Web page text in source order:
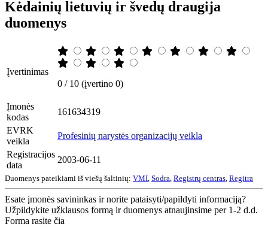
Kėdainių lietuvių ir švedų draugija
duomenys
Įvertinimas
0 / 10 (įvertino 0)
Įmonės
kodas
161634319
EVRK
veikla
Profesinių narystės organizacijų veikla
Registracijos
data
2003-06-11
Duomenys pateikiami iš viešų šaltinių: VMI Sodra Registrų centras Regitra
Esate įmonės savininkas ir norite pataisyti/papildyti informaciją?
Užpildykite užklausos formą ir duomenys atnaujinsime per 1-2 d.d.
Forma rasite čia